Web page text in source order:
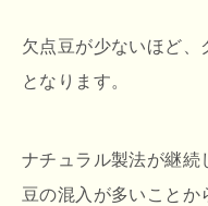
欠点豆が少ないほど、
となります。
ナチュラル製法が継続
豆の混入が多いことか